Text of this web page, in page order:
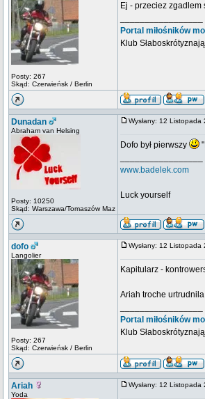
Posty: 267
Skąd: Czerwieńsk / Berlin
Ej - przeciez zgadlem
Portal miłośników
Klub
Dunadan
Abraham van Helsing
Posty: 10250
Skąd: Warszawa/Tomaszów Maz
Wysłany: 12
Dofo był pierwszy
www.badelek.com
Luck yourself
dofo
Langolier
Posty: 267
Skąd: Czerwieńsk / Berlin
Wysłany: 12
Kapitularz -
Ariah troche
Portal miłośników
Klub
Ariah
Yoda
Wysłany: 12